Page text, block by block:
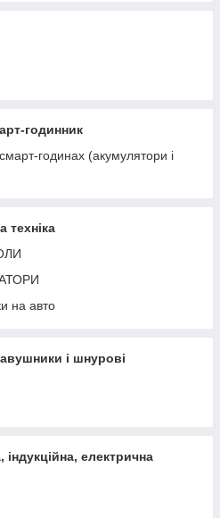
годинник
годинах (акумулятори і
техніка
на авто
і шнурові
індукційна, електрична